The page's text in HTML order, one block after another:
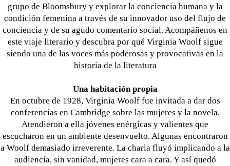
grupo de Bloomsbury y explorar la conciencia humana y la
condición femenina a través de su innovador uso del flujo de
conciencia y de su agudo comentario social. Acompáñenos en
este viaje literario y descubra por qué Virginia Woolf sigue
siendo una de las voces más poderosas y provocativas en la
historia de la literatura
Una habitación propia
En octubre de 1928, Virginia Woolf fue invitada a dar dos
conferencias en Cambridge sobre las mujeres y la novela.
Atendieron a ella jóvenes enérgicas y valientes que
escucharon en un ambiente desenvuelto. Algunas encontraron
a Woolf demasiado irreverente. La charla fluyó implicando a la
audiencia, sin vanidad, mujeres cara a cara. Y así quedó